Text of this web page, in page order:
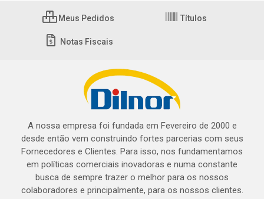
Meus Pedidos Títulos
Notas Fiscais
A nossa empresa foi fundada em Fevereiro de 2000 e
desde então vem construindo fortes parcerias com seus
Fornecedores e Clientes. Para isso, nos fundamentamos
em políticas comerciais inovadoras e numa constante
busca de sempre trazer o melhor para os nossos
colaboradores e principalmente, para os nossos clientes.